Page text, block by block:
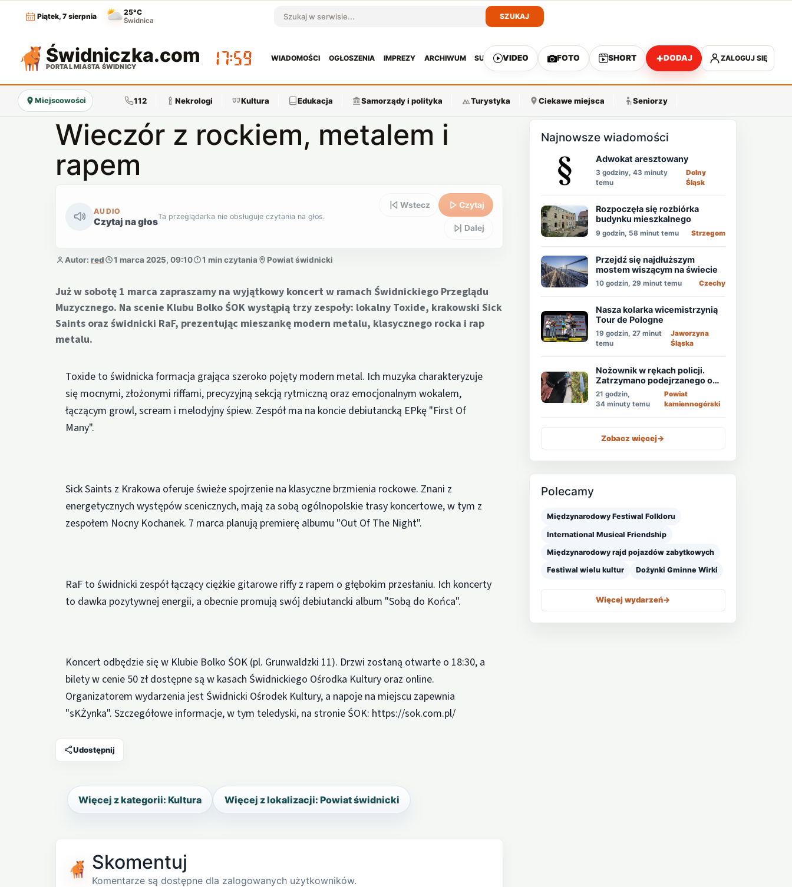
Piątek, 7 sierpnia
25°C
Świdnica Szukaj w serwisie
SZUKAJ
Świdniczka.com
PORTAL MIASTA ŚWIDNICY 17:59
WIADOMOŚCI OGŁOSZENIA IMPREZY ARCHIWUM SUBSKRYPCJA
VIDEO FOTO SHORT +DODAJ ZALOGUJ SIĘ
Miejscowości 112 Nekrologi Kultura Edukacja Samorządy i polityka Turystyka Ciekawe miejsca Seniorzy
Wieczór z rockiem, metalem i
rapem
AUDIO
Czytaj na głosTa przeglądarka nie obsługuje czytania na głos.
Wstecz Czytaj
Dalej
Autor: red 1 marca 2025, 09:10 1 min czytania Powiat świdnicki
Już w sobotę 1 marca zapraszamy na wyjątkowy koncert w ramach Świdnickiego Przeglądu
Muzycznego. Na scenie Klubu Bolko ŚOK wystąpią trzy zespoły: lokalny Toxide, krakowski Sick
Saints oraz świdnicki RaF, prezentując mieszankę modern metalu, klasycznego rocka i rap
metalu.
Toxide to świdnicka formacja grająca szeroko pojęty modern metal. Ich muzyka charakteryzuje
się mocnymi, złożonymi riffami, precyzyjną sekcją rytmiczną oraz emocjonalnym wokalem,
łączącym growl, scream i melodyjny śpiew. Zespół ma na koncie debiutancką EPkę "First Of
Many".
Sick Saints z Krakowa oferuje świeże spojrzenie na klasyczne brzmienia rockowe. Znani z
energetycznych występów scenicznych, mają za sobą ogólnopolskie trasy koncertowe, w tym z
zespołem Nocny Kochanek. 7 marca planują premierę albumu "Out Of The Night".
RaF to świdnicki zespół łączący ciężkie gitarowe riffy z rapem o głębokim przesłaniu. Ich koncerty
to dawka pozytywnej energii, a obecnie promują swój debiutancki album "Sobą do Końca".
Koncert odbędzie się w Klubie Bolko ŚOK (pl. Grunwaldzki 11). Drzwi zostaną otwarte o 18:30, a
bilety w cenie 50 zł dostępne są w kasach Świdnickiego Ośrodka Kultury oraz online.
Organizatorem wydarzenia jest Świdnicki Ośrodek Kultury, a napoje na miejscu zapewnia
"sKŻynka". Szczegółowe informacje, w tym teledyski, na stronie ŚOK: https://sok.com.pl/
Udostępnij
Więcej z kategorii: Kultura Więcej z lokalizacji: Powiat świdnicki
Skomentuj
Komentarze są dostępne dla zalogowanych użytkowników.
Najnowsze wiadomości
Adwokat aresztowany
3 godziny, 43 minuty
temu
Dolny
Śląsk
Rozpoczęła się rozbiórka
budynku mieszkalnego
9 godzin, 58 minut temu Strzegom
Przejdź się najdłuższym
mostem wiszącym na świecie
10 godzin, 29 minut temu Czechy
Nasza kolarka wicemistrzynią
Tour de Pologne
19 godzin, 27 minut
temu
Jaworzyna
Śląska
Nożownik w rękach policji.
Zatrzymano podejrzanego o
usiłowanie zabójstwa!
21 godzin,
34 minuty temu
Powiat
kamiennogórski
Zobacz więcej->
Polecamy
Międzynarodowy Festiwal Folkloru
International Musical Friendship
Międzynarodowy rajd pojazdów zabytkowych
Festiwal wielu kultur Dożynki Gminne Wirki
Więcej wydarzeń->